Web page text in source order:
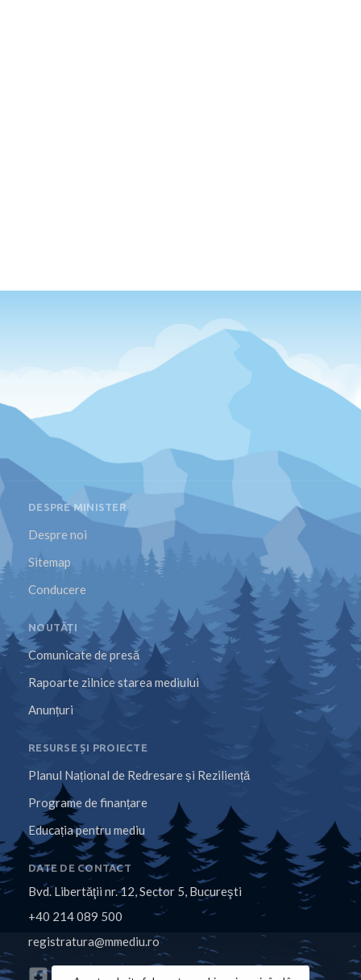
DESPRE MINISTER
Despre noi
Sitemap
Conducere
NOUTĂȚI
Comunicate de presă
Rapoarte zilnice starea mediului
Anunțuri
RESURSE ȘI PROIECTE
Planul Național de Redresare și Reziliență
Programe de finanțare
Educația pentru mediu
DATE DE CONTACT
Bvd. Libertăţii nr. 12, Sector 5, Bucureşti
+40 214 089 500
registratura@mmediu.ro